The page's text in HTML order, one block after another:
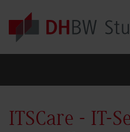
Skip to main content
ITSCare - IT-